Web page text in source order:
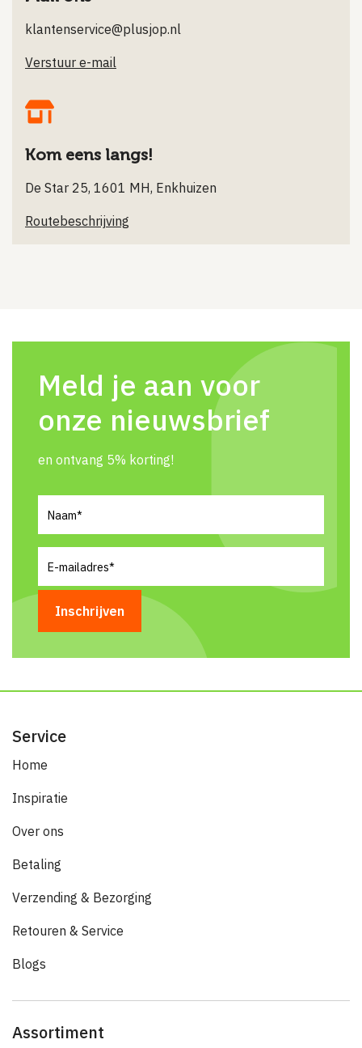
klantenservice@plusjop.nl
Verstuur e-mail
Kom eens langs!
De Star 25, 1601 MH, Enkhuizen
Routebeschrijving
Meld je aan voor
onze nieuwsbrief
en ontvang 5% korting!
mailadres(Vereist)
Service
Home
Inspiratie
Over ons
Betaling
Verzending & Bezorging
Retouren & Service
Blogs
Assortiment